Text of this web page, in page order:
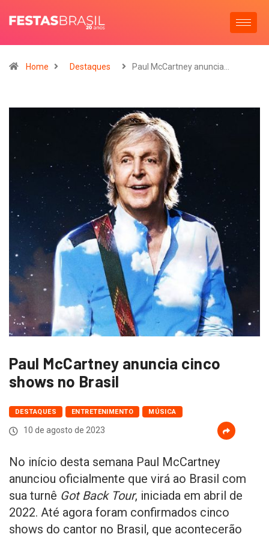
Home Destaques Paul McCartney anuncia…
Paul McCartney anuncia cinco
shows no Brasil
DESTAQUES ENTRETENIMENTO MÚSICA
10 de agosto de 2023
No início desta semana Paul McCartney
anunciou oficialmente que virá ao Brasil com
sua turnê Got Back Tour, iniciada em abril de
2022. Até agora foram confirmados cinco
shows do cantor no Brasil, que acontecerão